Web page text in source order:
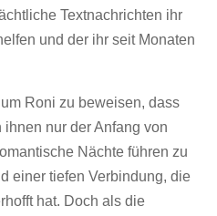
Textnachrichten ihr
und der ihr seit Monaten
Roni zu beweisen, dass
nur der Anfang von
Nächte führen zu
einer tiefen Verbindung, die
hat. Doch als die